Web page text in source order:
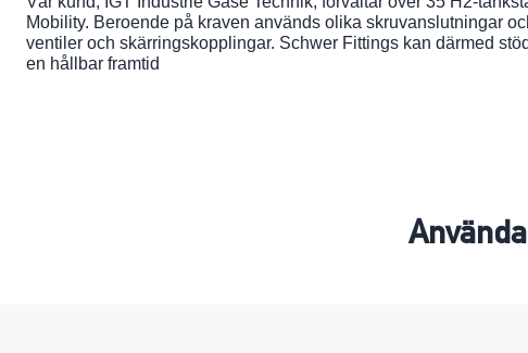
Mobility. Beroende på kraven används olika skruvanslutningar
ventiler och skärringskopplingar. Schwer Fittings kan därmed
en hållbar framtid